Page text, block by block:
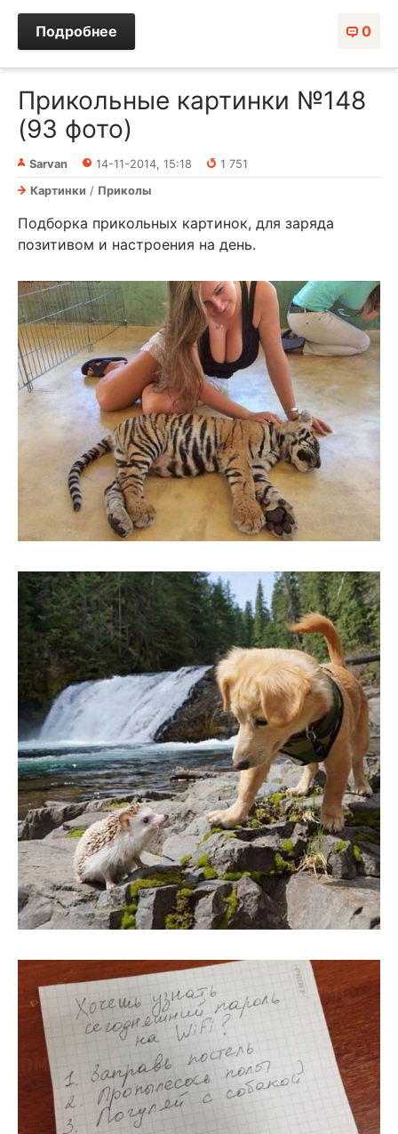
0
Подробнее
Прикольные картинки №148
(93 фото)
Sarvan 14-11-2014, 15:18
1 751
Картинки / Приколы
Подборка прикольных картинок, для заряда
позитивом и настроения на день.